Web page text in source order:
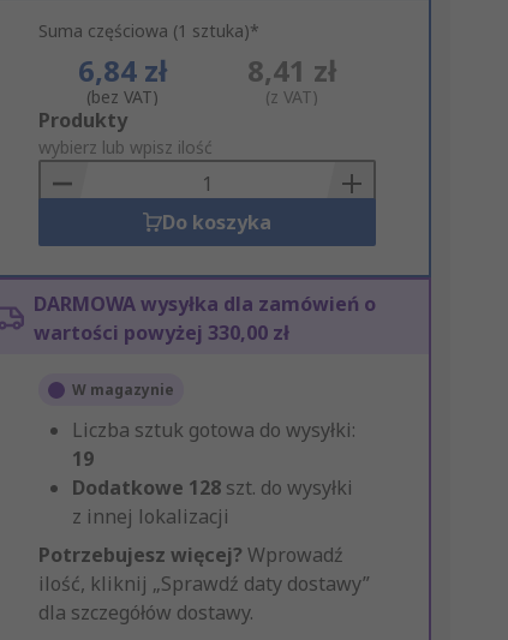
Suma częściowa (1 sztuka)*
6,84 zł
(bez VAT)
8,41 zł
(z VAT)
Add
to
Basket
Produkty
wybierz lub wpisz ilość
Do koszyka
DARMOWA wysyłka dla zamówień o
wartości powyżej 330,00 zł
W magazynie
Liczba sztuk gotowa do wysyłki:
19
Dodatkowe 128 szt. do wysyłki
z innej lokalizacji
Potrzebujesz więcej? Wprowadź
ilość, kliknij „Sprawdź daty dostawy”
dla szczegółów dostawy.